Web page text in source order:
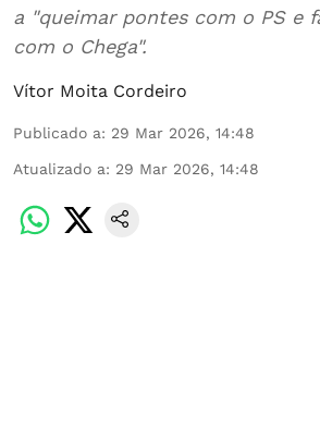
a "queimar pontes com o PS e
com o Chega".
Vítor Moita Cordeiro
Publicado a: 29 Mar 2026, 14:48
Atualizado a: 29 Mar 2026, 14:48